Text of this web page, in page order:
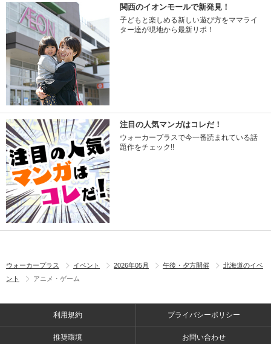
関西のイオンモールで新発見！
子どもと楽しめる新しい遊び方をママライ
ター達が現地から最新リポ！
注目の人気マンガはコレだ！
ウォーカープラスで今一番読まれている話
題作をチェック!!
ウォーカープラス イベント 2026年05月 午後・夕方開催
北海道のイベ
ント
アニメ・ゲーム
利用規約 プライバシーポリシー
推奨環境 お問い合わせ